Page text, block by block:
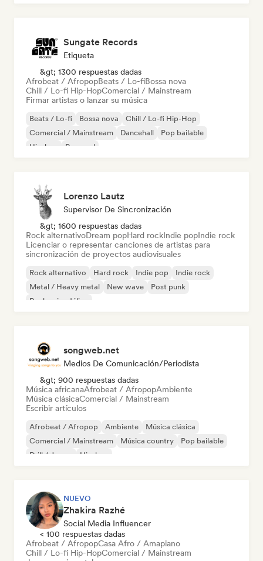
Sungate Records
Etiqueta
&gt; 1300 respuestas dadas
Afrobeat / AfropopBeats / Lo-fiBossa nova
Chill / Lo-fi Hip-HopComercial / Mainstream
Firmar artistas o lanzar su música
Beats / Lo-fi Bossa nova
Chill / Lo-fi Hip-Hop
Comercial / Mainstream
Dancehall
Pop bailable
Hip-hop
Pop soul
Lorenzo Lautz
Supervisor De Sincronización
&gt; 1600 respuestas dadas
Rock alternativoDream popHard rockIndie popIndie rock
Licenciar o representar canciones de artistas para
sincronización de proyectos audiovisuales
Rock alternativo Hard rock Indie pop
Indie rock
Metal / Heavy metal
New wave
Post punk
Rock psicodélico
songweb.net
Medios De Comunicación/Periodista
&gt; 900 respuestas dadas
Música africanaAfrobeat / AfropopAmbiente
Música clásicaComercial / Mainstream
Escribir artículos
Afrobeat / Afropop Ambiente
Música clásica
Comercial / Mainstream
Música country
Pop bailable
Drill / Jersey
Hip-hop
NUEVO
Zhakira Razhé
Social Media Influencer
< 100 respuestas dadas
Afrobeat / AfropopCasa Afro / Amapiano
Chill / Lo-fi Hip-HopComercial / Mainstream